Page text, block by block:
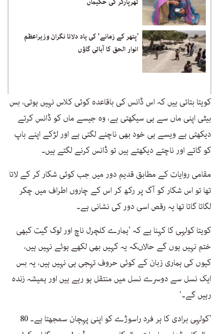
’پتھر کے زمانے‘ کی یاد دلاتا نگران وزیراعظم
انوار الحق کا آبائی گاؤں
کویتا بتاتی ہیں کہ اس ڈانس کی باقاعدہ کوئی کلاس نہیں ہوتی، بس
بیٹی اپنی ماں سے ہی سیکھتی ہے، وہ جیسے ماں کو ڈانس کرتے
دیکھتی ہے ویسے ہی خود بھی ناچنے لگتی ہے اور لڑکے اپنے باپ
کو گاتے اور ناچتے دیکھتے ہیں تو ڈانس کرنے لگتے ہیں۔
مقامی روایات کے مطابق قدیم دور میں جب کوئی شکار کر کے لاتا
تھا تو اس شکار کو آگ پر رکھ کر اس کے چاروں اطراف میں چکر
لگاتا گاتا تھا یہ رقص اسی دور کی نشانی ہے۔
کویتا کولہی کا کہنا ہے کہ ’ہمارے کلچرل ناچ اور لوک گیت کبھی
ختم نہیں ہوں گے حالاںکہ یہ کہیں بھی لکھے ہوئے نہیں ہیں،
کیوں کی ہماری زبان کے کوئی حروف تہجی ہی نہیں ہیں، یہ بس
ایک نسل سے دوسرے نسل میں منتقل ہو رہے ہیں اور ہمیشہ زندہ
رہیں گے۔‘
’کولہی برادی کا ہر فرد راسوڑے کو اپنی پہچان سمجھتا ہے۔ 80